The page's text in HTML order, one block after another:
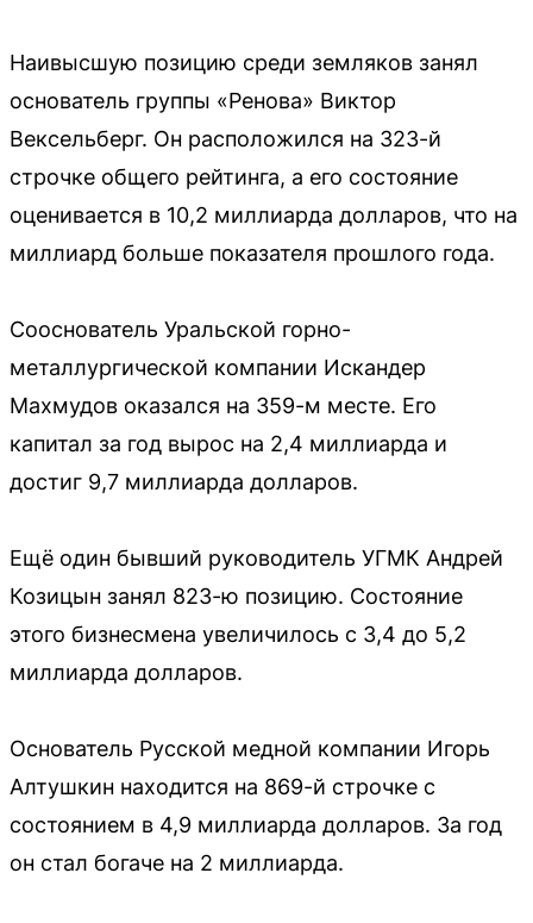
Наивысшую позицию среди земляков занял
основатель группы «Ренова» Виктор
Вексельберг. Он расположился на 323-й
строчке общего рейтинга, а его состояние
оценивается в 10,2 миллиарда долларов, что на
миллиард больше показателя прошлого года.
Сооснователь Уральской горно-
металлургической компании Искандер
Махмудов оказался на 359-м месте. Его
капитал за год вырос на 2,4 миллиарда и
достиг 9,7 миллиарда долларов.
Ещё один бывший руководитель УГМК Андрей
Козицын занял 823-ю позицию. Состояние
этого бизнесмена увеличилось с 3,4 до 5,2
миллиарда долларов.
Основатель Русской медной компании Игорь
Алтушкин находится на 869-й строчке с
состоянием в 4,9 миллиарда долларов. За год
он стал богаче на 2 миллиарда.